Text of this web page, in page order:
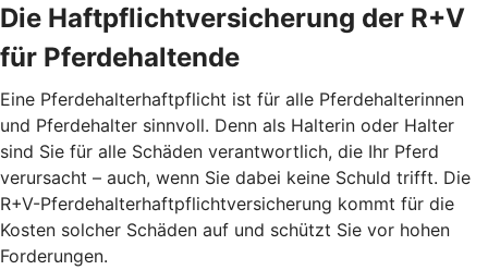
Die Haftpflichtversicherung der R+V
für Pferdehaltende
Eine Pferdehalterhaftpflicht ist für alle Pferdehalterinnen
und Pferdehalter sinnvoll. Denn als Halterin oder Halter
sind Sie für alle Schäden verantwortlich, die Ihr Pferd
verursacht – auch, wenn Sie dabei keine Schuld trifft. Die
R+V-Pferdehalterhaftpflichtversicherung kommt für die
Kosten solcher Schäden auf und schützt Sie vor hohen
Forderungen.